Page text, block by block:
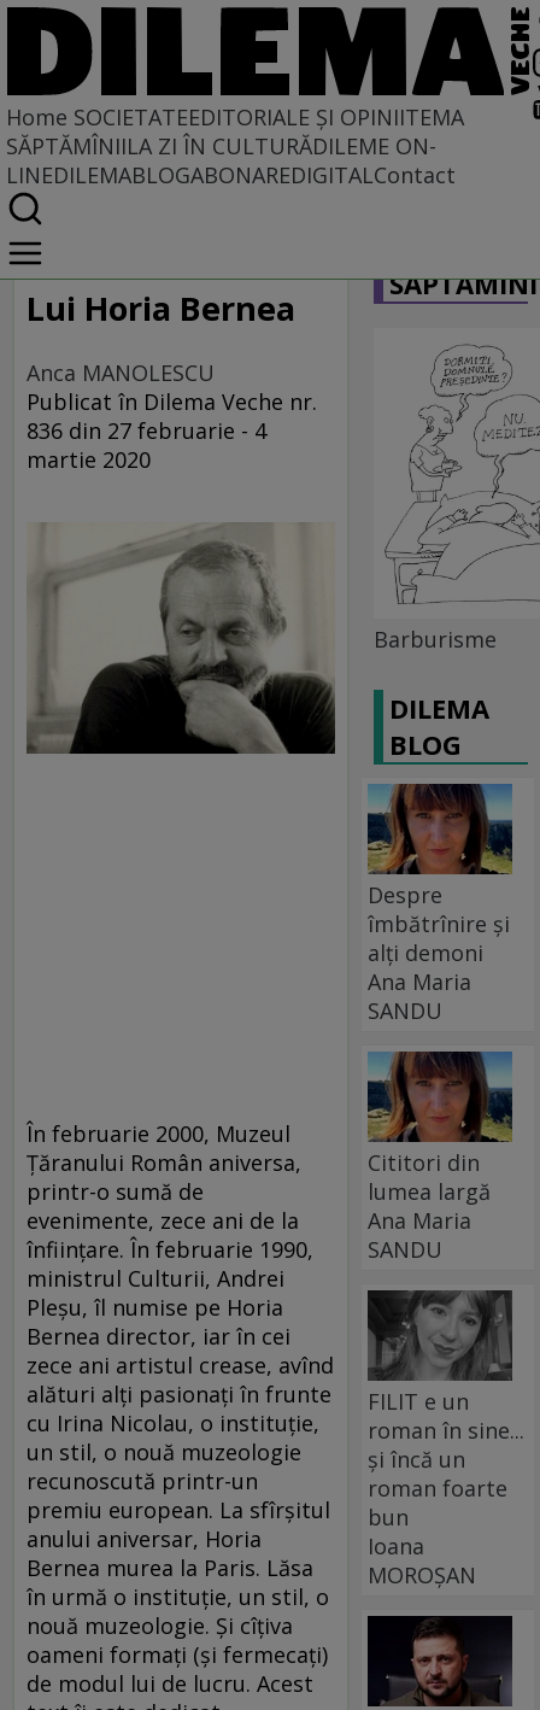
Home SOCIETATEEDITORIALE ȘI OPINIITEMA
SĂPTĂMÎNIILA ZI ÎN CULTURĂDILEME ON-
LINEDILEMABLOGABONAREDIGITALContact
Home
Societate
DIN POLUL PLUS
Lui Horia Bernea
Anca MANOLESCU
Publicat în Dilema Veche nr.
836 din 27 februarie - 4
martie 2020
În februarie 2000, Muzeul
Ţăranului Român aniversa,
printr-o sumă de
evenimente, zece ani de la
înfiinţare. În februarie 1990,
ministrul Culturii, Andrei
Pleşu, îl numise pe Horia
Bernea director, iar în cei
zece ani artistul crease, avînd
alături alţi pasionaţi în frunte
cu Irina Nicolau, o instituţie,
un stil, o nouă muzeologie
recunoscută printr-un
premiu european. La sfîrşitul
anului aniversar, Horia
Bernea murea la Paris. Lăsa
în urmă o instituţie, un stil, o
nouă muzeologie. Şi cîţiva
oameni formaţi (şi fermecaţi)
de modul lui de lucru. Acest
Barburisme
DILEMA
BLOG
Despre
îmbătrînire și
alți demoni
Ana Maria
SANDU
Cititori din
lumea largă
Ana Maria
SANDU
FILIT e un
roman în sine...
și încă un
roman foarte
bun
Ioana
MOROȘAN